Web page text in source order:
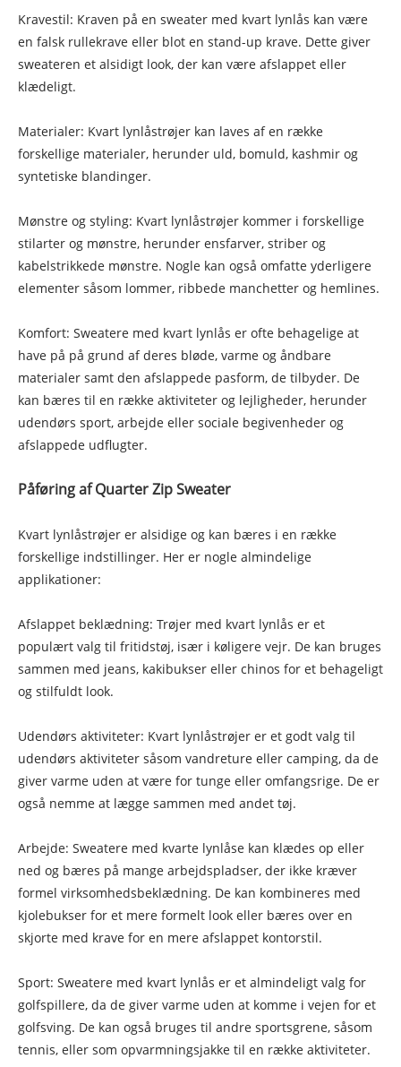
Kravestil: Kraven på en sweater med kvart lynlås kan være
en falsk rullekrave eller blot en stand-up krave. Dette giver
sweateren et alsidigt look, der kan være afslappet eller
klædeligt.
Materialer: Kvart lynlåstrøjer kan laves af en række
forskellige materialer, herunder uld, bomuld, kashmir og
syntetiske blandinger.
Mønstre og styling: Kvart lynlåstrøjer kommer i forskellige
stilarter og mønstre, herunder ensfarver, striber og
kabelstrikkede mønstre. Nogle kan også omfatte yderligere
elementer såsom lommer, ribbede manchetter og hemlines.
Komfort: Sweatere med kvart lynlås er ofte behagelige at
have på på grund af deres bløde, varme og åndbare
materialer samt den afslappede pasform, de tilbyder. De
kan bæres til en række aktiviteter og lejligheder, herunder
udendørs sport, arbejde eller sociale begivenheder og
afslappede udflugter.
Påføring af Quarter Zip Sweater
Kvart lynlåstrøjer er alsidige og kan bæres i en række
forskellige indstillinger. Her er nogle almindelige
applikationer:
Afslappet beklædning: Trøjer med kvart lynlås er et
populært valg til fritidstøj, især i køligere vejr. De kan bruges
sammen med jeans, kakibukser eller chinos for et behageligt
og stilfuldt look.
Udendørs aktiviteter: Kvart lynlåstrøjer er et godt valg til
udendørs aktiviteter såsom vandreture eller camping, da de
giver varme uden at være for tunge eller omfangsrige. De er
også nemme at lægge sammen med andet tøj.
Arbejde: Sweatere med kvarte lynlåse kan klædes op eller
ned og bæres på mange arbejdspladser, der ikke kræver
formel virksomhedsbeklædning. De kan kombineres med
kjolebukser for et mere formelt look eller bæres over en
skjorte med krave for en mere afslappet kontorstil.
Sport: Sweatere med kvart lynlås er et almindeligt valg for
golfspillere, da de giver varme uden at komme i vejen for et
golfsving. De kan også bruges til andre sportsgrene, såsom
tennis, eller som opvarmningsjakke til en række aktiviteter.